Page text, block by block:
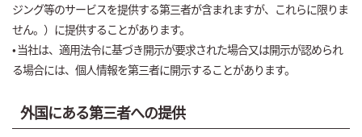
ジング等のサービスを提供する第三者が含まれますが、これらに限りま
せん。）に提供することがあります。
• 当社は、適用法令に基づき開示が要求された場合又は開示が認められ
る場合には、個人情報を第三者に開示することがあります。
外国にある第三者への提供